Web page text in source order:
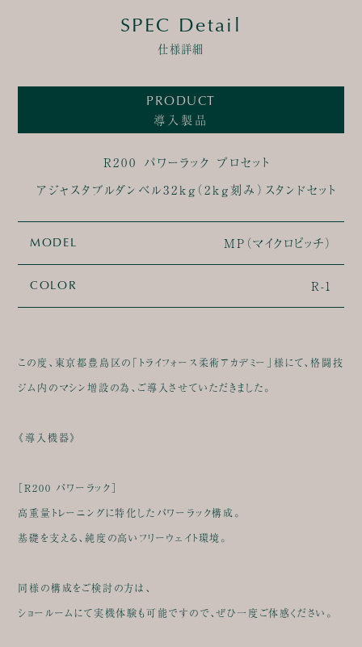
SPEC Detail
仕様詳細
PRODUCT
導入製品
R200 パワーラック プロセット
アジャスタブルダンベル32kg（2kg刻み）スタンドセット
MODEL MP（マイクロピッチ）
COLOR R-1
この度、東京都豊島区の「トライフォース柔術アカデミー」様にて、格闘技
ジム内のマシン増設の為、ご導入させていただきました。
《導入機器》
［R200 パワーラック］
高重量トレーニングに特化したパワーラック構成。
基礎を支える、純度の高いフリーウェイト環境。
同様の構成をご検討の方は、
ショールームにて実機体験も可能ですので、ぜひ一度ご体感ください。